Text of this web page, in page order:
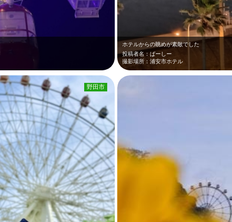
ホテルからの眺めが素敵でした
投稿者名：ぱーしー
撮影場所：浦安市ホテル
野田市